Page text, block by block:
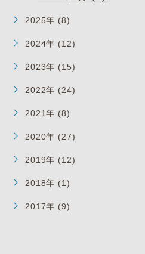
2025年 (8)
2024年 (12)
2023年 (15)
2022年 (24)
2021年 (8)
2020年 (27)
2019年 (12)
2018年 (1)
2017年 (9)